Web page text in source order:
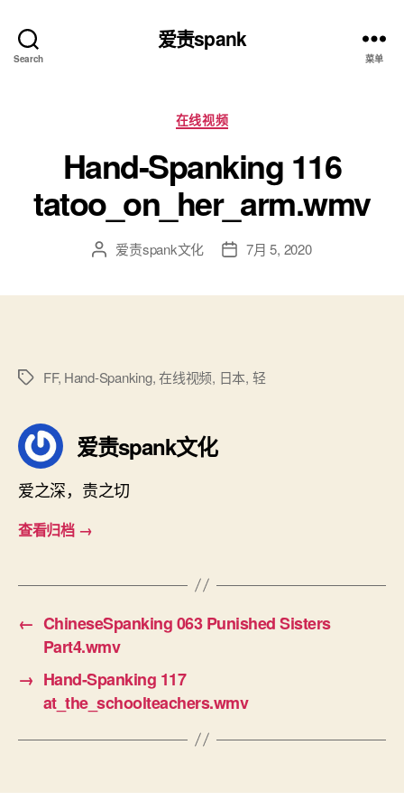
Search
爱责spank
菜单
分
类
在线视频
Hand-Spanking 116
tatoo_on_her_arm.wmv
文 爱责spank文化
发 7月 5, 2020
标
FF, Hand-Spanking,在线视频, 日本, 轻
爱责spank文化
爱之深，责之切
查看归档 →
← ChineseSpanking 063 Punished Sisters
Part4.wmv
→ Hand-Spanking 117
at_the_schoolteachers.wmv